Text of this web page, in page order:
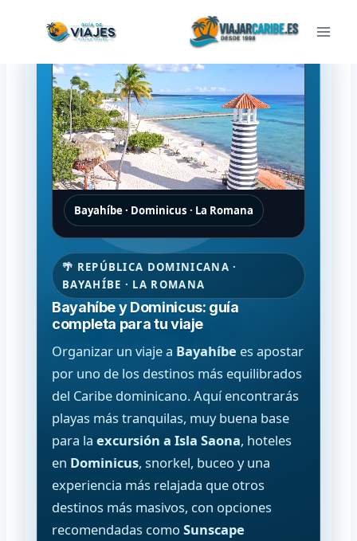
🌴 REPÚBLICA DOMINICANA ·
BAYAHÍBE · LA ROMANA
Bayahíbe y Dominicus: guía
completa para tu viaje
Organizar un viaje a Bayahíbe es apostar
por uno de los destinos más equilibrados
del Caribe dominicano. Aquí encontrarás
playas más tranquilas, muy buena base
para la excursión a Isla Saona, hoteles
en Dominicus, snorkel, buceo y una
experiencia más relajada que otros
destinos más masivos, con opciones
recomendadas como Sunscape
Bayahíbe · Dominicus · La Romana